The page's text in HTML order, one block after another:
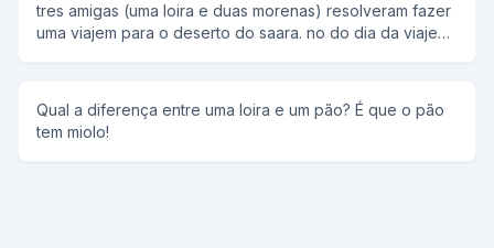
quiser,è sò pedir... -Que òtimo.Nesse caso,quero que
você estude!
tres amigas (uma loira e duas morenas) resolveram fazer
uma viajem para o deserto do saara. no do dia da viajem
morena e a loira perguntam para a outra morena: -por
que vc esta levando esse barril com agua??? -se eu
Qual a diferença entre uma loira e um pão? É que o pão
tem miolo!